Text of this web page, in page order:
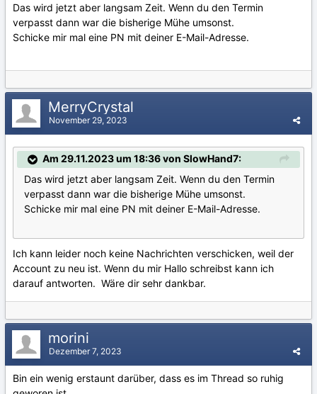
Das wird jetzt aber langsam Zeit. Wenn du den Termin
verpasst dann war die bisherige Mühe umsonst.
Schicke mir mal eine PN mit deiner E-Mail-Adresse.
MerryCrystal
November 29, 2023
Am 29.11.2023 um 18:36 von SlowHand7:
Das wird jetzt aber langsam Zeit. Wenn du den Termin
verpasst dann war die bisherige Mühe umsonst.
Schicke mir mal eine PN mit deiner E-Mail-Adresse.
Ich kann leider noch keine Nachrichten verschicken, weil der
Account zu neu ist. Wenn du mir Hallo schreibst kann ich
darauf antworten. Wäre dir sehr dankbar.
morini
Dezember 7, 2023
Bin ein wenig erstaunt darüber, dass es im Thread so ruhig